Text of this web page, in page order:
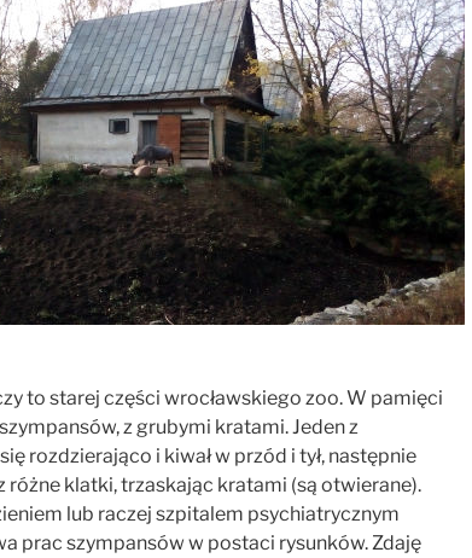
to starej części wrocławskiego zoo. W pamięci
z grubymi kratami. Jeden z
rozdzierająco i kiwał w przód i tył, następnie
różne klatki, trzaskając kratami (są otwierane).
lub raczej szpitalem psychiatrycznym
prac szympansów w postaci rysunków. Zdaję